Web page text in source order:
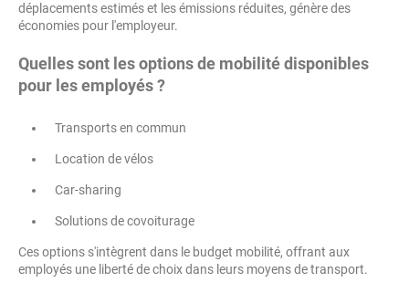
déplacements estimés et les émissions réduites, génère des
économies pour l'employeur.
Quelles sont les options de mobilité disponibles
pour les employés ?
Transports en commun
Location de vélos
Car-sharing
Solutions de covoiturage
Ces options s'intègrent dans le budget mobilité, offrant aux
employés une liberté de choix dans leurs moyens de transport.